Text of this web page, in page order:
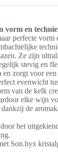
vorm en
perfecte vorm
Ze zijn
stevig en
en zorgt voor
evenwicht
van de kelk
elke wijn
dankzij de
het
Son.hyx